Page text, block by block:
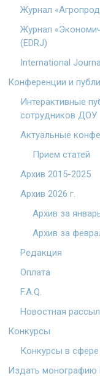
Журнал
Журнал
(EDRJ)
International
Конференции и
Интерактивные
сотрудников ДОУ
Актуальные
Прием статей
Архив 2015-2025
Архив 2026 г.
Архив за
Архив за
Редакция
Оплата
F.A.Q.
Новостная
Конкурсы
Конкурсы в
Издать монографию